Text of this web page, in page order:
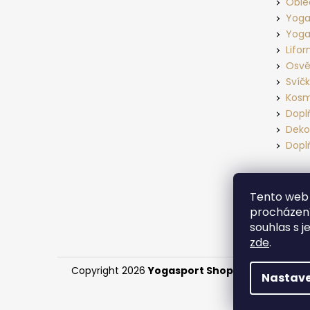
Tento
souhlas s
zde.
Copyright 2026Yogasport Shop . Všechna